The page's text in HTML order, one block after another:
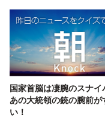
国家首脳は凄腕のスナイ
あの大統領の銃の腕前が
い！